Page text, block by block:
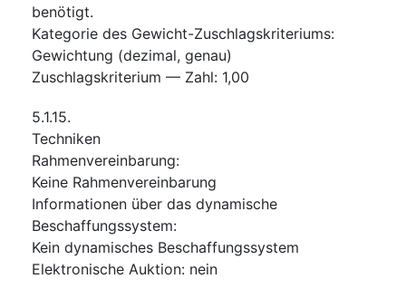
benötigt.
Kategorie des Gewicht-Zuschlagskriteriums:
Gewichtung (dezimal, genau)
Zuschlagskriterium — Zahl: 1,00
5.1.15.
Techniken
Rahmenvereinbarung:
Keine Rahmenvereinbarung
Informationen über das dynamische
Beschaffungssystem:
Kein dynamisches Beschaffungssystem
Elektronische Auktion: nein